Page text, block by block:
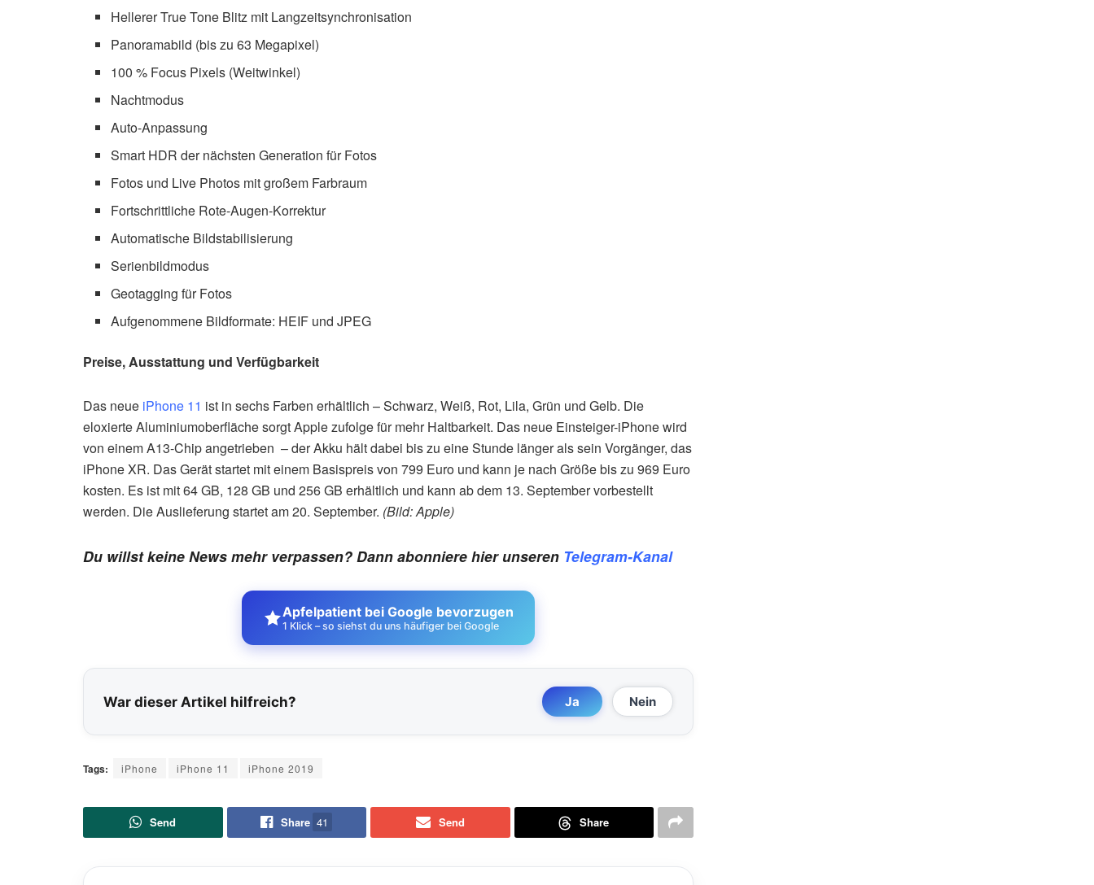
Hellerer True Tone Blitz mit Langzeit­synchronisation
Panoramabild (bis zu 63 Megapixel)
100 % Focus Pixels (Weitwinkel)
Nachtmodus
Auto-Anpassung
Smart HDR der nächsten Generation für Fotos
Fotos und Live Photos mit großem Farbraum
Fortschrittliche Rote‑Augen-Korrektur
Automatische Bild­stabilisierung
Serienbildmodus
Geotagging für Fotos
Aufgenommene Bildformate: HEIF und JPEG
Preise, Ausstattung und Verfügbarkeit
Das neue iPhone 11 ist in sechs Farben erhältlich – Schwarz, Weiß, Rot, Lila, Grün und Gelb. Die
eloxierte Aluminiumoberfläche sorgt Apple zufolge für mehr Haltbarkeit. Das neue Einsteiger-iPhone wird
von einem A13-Chip angetrieben – der Akku hält dabei bis zu eine Stunde länger als sein Vorgänger, das
iPhone XR. Das Gerät startet mit einem Basispreis von 799 Euro und kann je nach Größe bis zu 969 Euro
kosten. Es ist mit 64 GB, 128 GB und 256 GB erhältlich und kann ab dem 13. September vorbestellt
werden. Die Auslieferung startet am 20. September. (Bild: Apple)
Du willst keine News mehr verpassen? Dann abonniere hier unseren Telegram-Kanal
Apfelpatient bei Google bevorzugen
1 Klick – so siehst du uns häufiger bei Google
War dieser Artikel hilfreich? Ja Nein
Tags: iPhone iPhone 11 iPhone 2019
Send Share 41 Send Share